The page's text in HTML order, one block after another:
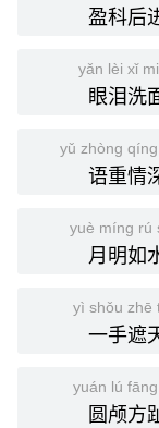
盈科后
yǎn lèi xǐ
眼泪洗
yǔ zhòng
语重情
yuè míng rú
月明如
yì shǒu zhē
一手遮
yuán lú
圆颅方